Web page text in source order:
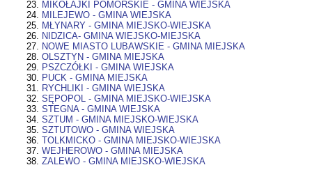
MIKOŁAJKI POMORSKIE - GMINA WIEJSKA
MILEJEWO - GMINA WIEJSKA
MŁYNARY - GMINA MIEJSKO-WIEJSKA
NIDZICA- GMINA WIEJSKO-MIEJSKA
NOWE MIASTO LUBAWSKIE - GMINA MIEJSKA
OLSZTYN - GMINA MIEJSKA
PSZCZÓŁKI - GMINA WIEJSKA
PUCK - GMINA MIEJSKA
RYCHLIKI - GMINA WIEJSKA
SĘPOPOL - GMINA MIEJSKO-WIEJSKA
STEGNA - GMINA WIEJSKA
SZTUM - GMINA MIEJSKO-WIEJSKA
SZTUTOWO - GMINA WIEJSKA
TOLKMICKO - GMINA MIEJSKO-WIEJSKA
WEJHEROWO - GMINA MIEJSKA
ZALEWO - GMINA MIEJSKO-WIEJSKA